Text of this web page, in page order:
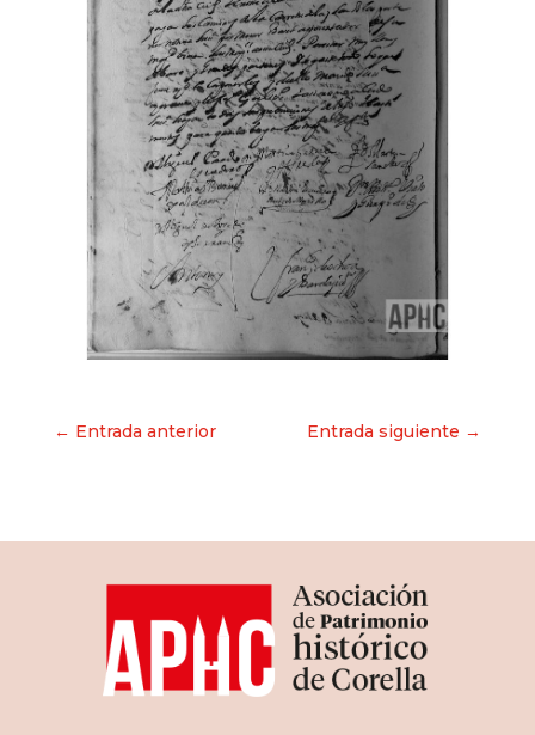
Navegación
← Entrada anterior Entrada siguiente →